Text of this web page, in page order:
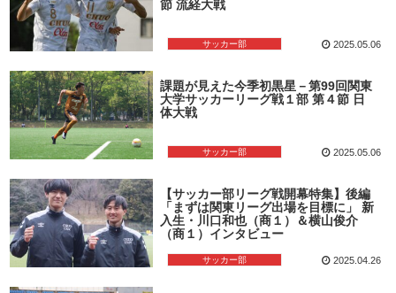
サッカー部
節 流経大戦
2025.05.06
サッカー部
課題が見えた今季初黒星－第99回関東
大学サッカーリーグ戦１部 第４節 日
体大戦
2025.05.06
サッカー部
【サッカー部リーグ戦開幕特集】後編
「まずは関東リーグ出場を目標に」 新
入生・川口和也（商１）＆横山俊介
（商１）インタビュー
2025.04.26